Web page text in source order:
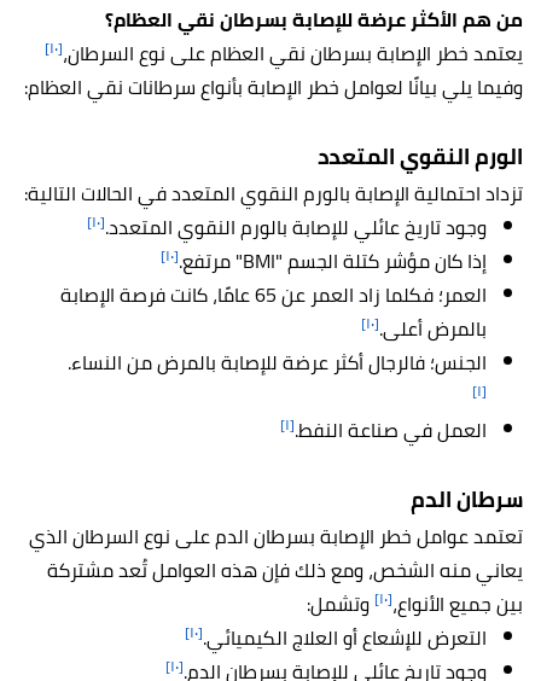
من هم الأكثر عرضة للإصابة بسرطان نقي العظام؟
يعتمد خطر الإصابة بسرطان نقي العظام على نوع السرطان،[١٠]
وفيما يلي بيانًا لعوامل خطر الإصابة بأنواع سرطانات نقي العظام:
الورم النقوي المتعدد
تزداد احتمالية الإصابة بالورم النقوي المتعدد في الحالات التالية:
وجود تاريخ عائلي للإصابة بالورم النقوي المتعدد.[١٠]
إذا كان مؤشر كتلة الجسم "BMI" مرتفع. [١٠]
العمر؛ فكلما زاد العمر عن 65 عامًا، كانت فرصة الإصابة
بالمرض أعلى.[١٠]
الجنس؛ فالرجال أكثر عرضة للإصابة بالمرض من النساء.
[١]
العمل في صناعة النفط.[١]
سرطان الدم
تعتمد عوامل خطر الإصابة بسرطان الدم على نوع السرطان الذي
يعاني منه الشخص، ومع ذلك فإن هذه العوامل تُعد مشتركة
بين جميع الأنواع،[١٠]
وتشمل:
التعرض للإشعاع أو العلاج الكيميائي.[١٠]
وجود تاريخ عائلي للإصابة بسرطان الدم.[١٠]